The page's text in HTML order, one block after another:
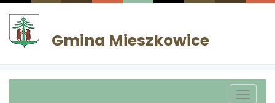
Gmina Mieszkowice
Toggle